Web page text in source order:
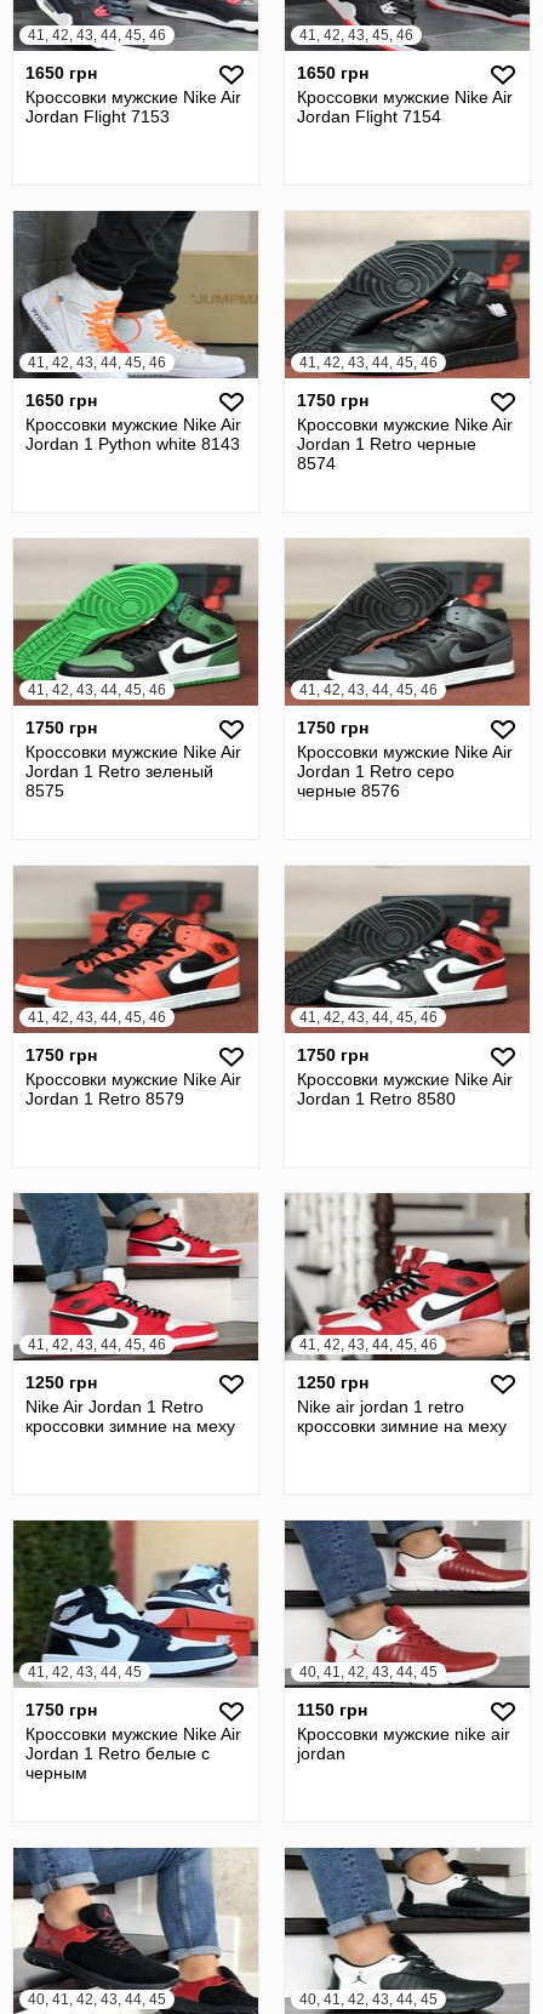
41, 42, 43, 44, 45, 46
1650 грн
Кроссовки мужские Nike Air
Jordan Flight 7153
41, 42, 43, 45, 46
1650 грн
Кроссовки мужские Nike Air
Jordan Flight 7154
41, 42, 43, 44, 45, 46
1650 грн
Кроссовки мужские Nike Air
Jordan 1 Python white 8143
41, 42, 43, 44, 45, 46
1750 грн
Кроссовки мужские Nike Air
Jordan 1 Retro черные
8574
41, 42, 43, 44, 45, 46
1750 грн
Кроссовки мужские Nike Air
Jordan 1 Retro зеленый
8575
41, 42, 43, 44, 45, 46
1750 грн
Кроссовки мужские Nike Air
Jordan 1 Retro серо
черные 8576
41, 42, 43, 44, 45, 46
1750 грн
Кроссовки мужские Nike Air
Jordan 1 Retro 8579
41, 42, 43, 44, 45, 46
1750 грн
Кроссовки мужские Nike Air
Jordan 1 Retro 8580
41, 42, 43, 44, 45, 46
1250 грн
Nike Air Jordan 1 Retro
кроссовки зимние на меху
41, 42, 43, 44, 45, 46
1250 грн
Nike air jordan 1 retro
кроссовки зимние на меху
41, 42, 43, 44, 45
1750 грн
Кроссовки мужские Nike Air
Jordan 1 Retro белые с
черным
40, 41, 42, 43, 44, 45
1150 грн
Кроссовки мужские nike air
jordan
40, 41, 42, 43, 44, 45 40, 41, 42, 43, 44, 45